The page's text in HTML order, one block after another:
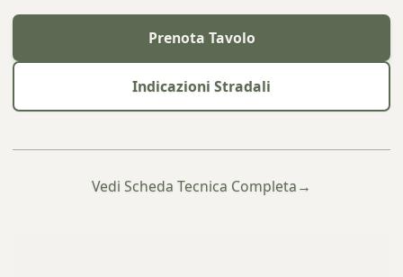
Prenota Tavolo
Indicazioni Stradali
Vedi Scheda Tecnica Completa→